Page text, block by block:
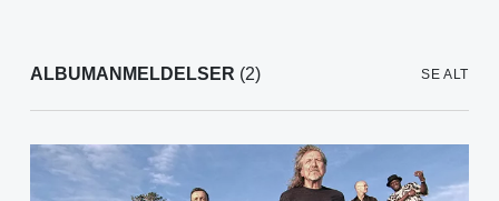
ALBUMANMELDELSER (2) SE ALT